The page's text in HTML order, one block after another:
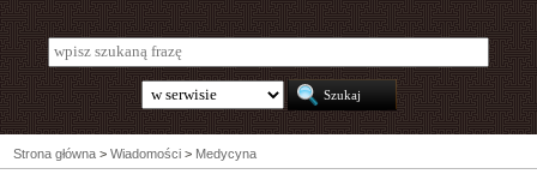
Strona główna > Wiadomości > Medycyna